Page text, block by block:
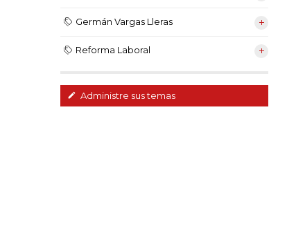
Germán Vargas Lleras
Reforma Laboral
Administre sus temas